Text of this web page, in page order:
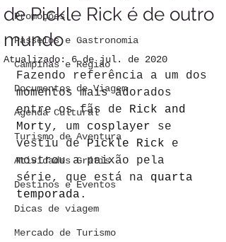
Promoções
Passeios e Gastronomia
Campinas e Região
Documentos de Viagem
Agenda Cultural
Turismo de Aventura
Atividades Grátis
Destinos e Eventos
Dicas de viagem
Mercado de Turismo
de Pickle Rick é de outro
mundo
Atualizado: 6 de jul. de 2020
Fazendo referência a um dos
momentos mais adorados
entre os fãs de Rick and
Morty, um cosplayer se
vestiu de Pickle Rick e
mostrou a paixão pela
série, que está na quarta
temporada .